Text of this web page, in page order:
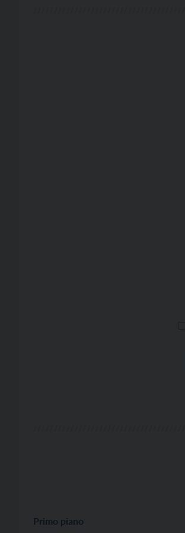
Primo piano